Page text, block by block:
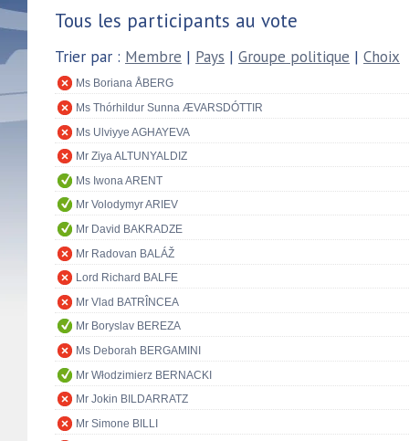
Tous les participants au vote
Trier par : Membre | Pays | Groupe politique | Choix
Ms Boriana ÅBERG
Ms Thórhildur Sunna ÆVARSDÓTTIR
Ms Ulviyye AGHAYEVA
Mr Ziya ALTUNYALDIZ
Ms Iwona ARENT
Mr Volodymyr ARIEV
Mr David BAKRADZE
Mr Radovan BALÁŽ
Lord Richard BALFE
Mr Vlad BATRÎNCEA
Mr Boryslav BEREZA
Ms Deborah BERGAMINI
Mr Włodzimierz BERNACKI
Mr Jokin BILDARRATZ
Mr Simone BILLI